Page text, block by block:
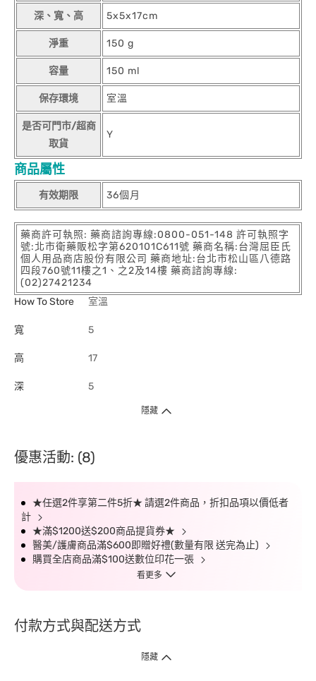
深、寬、高 5x5x17cm
淨重 150 g
容量 150 ml
保存環境 室溫
是否可門市/超商
取貨
Y
商品屬性
有效期限 36個月
藥商許可執照: 藥商諮詢專線:0800-051-148 許可執照字
號:北市衛藥販松字第620101C611號 藥商名稱:台灣屈臣氏
個人用品商店股份有限公司 藥商地址:台北市松山區八德路
四段760號11樓之1、之2及14樓 藥商諮詢專線:
(02)27421234
How To Store
室溫
寬 5
高 17
深 5
隱藏
優惠活動: (8)
★任選2件享第二件5折★ 請選2件商品，折扣品項以價低者
計
★滿$1200送$200商品提貨券★
醫美/護膚商品滿$600即贈好禮(數量有限 送完為止)
購買全店商品滿$100送數位印花一張
看更多
付款方式與配送方式
隱藏